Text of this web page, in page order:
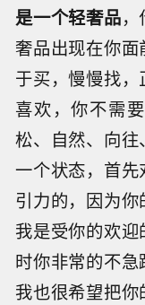
是一个轻奢品
奢品出现在你
于买，慢慢找
喜欢，你不需
松、自然、向
一个状态，首
引力的，因为
我是受你的欢
时你非常的不急
我也很希望把